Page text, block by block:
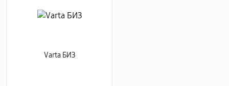
Varta БИЗ